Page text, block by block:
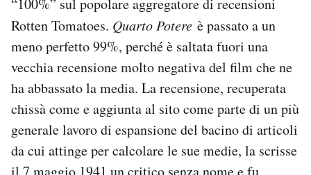
Area Personale
Notifiche mobile
Regala il Post
Hai bisogno di aiuto?
Esci
Rotten Tomatoes. Quarto Potere è passato a un
meno perfetto 99%, perché è saltata fuori una
vecchia recensione molto negativa del film che ne
ha abbassato la media. La recensione, recuperata
chissà come e aggiunta al sito come parte di un più
generale lavoro di espansione del bacino di articoli
da cui attinge per calcolare le sue medie, la scrisse
il 7 maggio 1941 un critico senza nome efu